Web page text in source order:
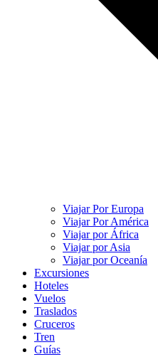
Viajar Por Europa
Viajar Por América
Viajar por África
Viajar por Asia
Viajar por Oceanía
Excursiones
Hoteles
Vuelos
Traslados
Cruceros
Tren
Guías